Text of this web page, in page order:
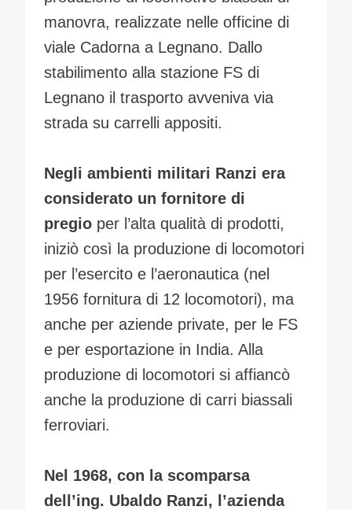
manovra, realizzate nelle officine di
viale Cadorna a Legnano. Dallo
stabilimento alla stazione FS di
Legnano il trasporto avveniva via
strada su carrelli appositi.
Negli ambienti militari Ranzi era
considerato un fornitore di
pregio per l’alta qualità di prodotti,
iniziò così la produzione di locomotori
per l’esercito e l’aeronautica (nel
1956 fornitura di 12 locomotori), ma
anche per aziende private, per le FS
e per esportazione in India. Alla
produzione di locomotori si affiancò
anche la produzione di carri biassali
ferroviari.
Nel 1968, con la scomparsa
dell’ing. Ubaldo Ranzi, l’azienda